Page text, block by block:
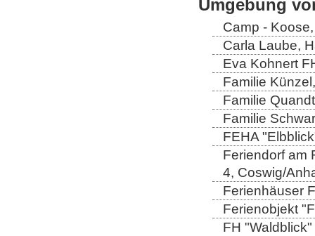
Umgebung
Camp -
Carla Laube,
Eva Kohnert
Familie
Familie
Familie
FEHA
Feriendorf am
4, Coswig/
Ferienhäuser
Ferienobjekt
FH